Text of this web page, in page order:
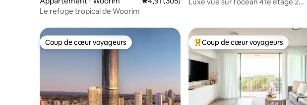
Le refuge tropical de Woorim
Coup de cœur voyageurs
Coup de cœur voyageurs Coups de cœur voyageurs les plus
Coup de cœur voyageurs